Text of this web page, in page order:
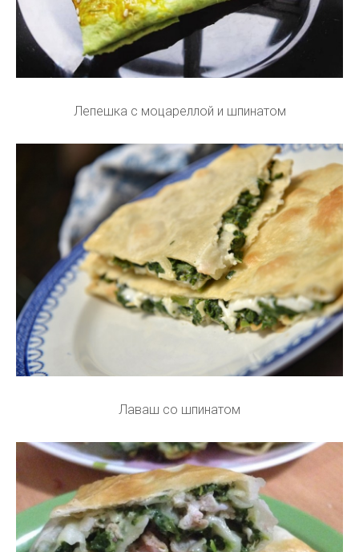
Лепешка с моцареллой и шпинатом
Лаваш со шпинатом